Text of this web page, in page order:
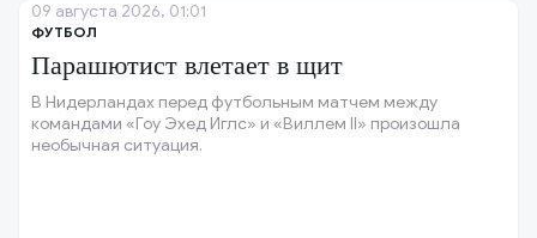
ФУТБОЛ
Парашютист влетает в щит
В Нидерландах перед футбольным матчем между
командами «Гоу Эхед Иглс» и «Виллем II» произошла
необычная ситуация.
09 августа 2026, 01:01